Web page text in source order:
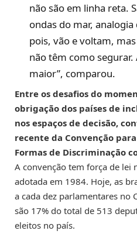
não são em linha reta.
ondas do mar,
pois, vão e voltam,
não têm como
maior”, comparou.
Entre os desafios do
obrigação dos países de
nos espaços de decisão,
recente da Convenção
Formas de Discriminação
A convenção tem força de lei
adotada em 1984. Hoje, as
a cada dez parlamentares no
são 17% do total de 513
eleitos no país.